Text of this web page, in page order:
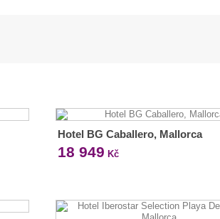
Hotel BG Caballero, Mallorca
18 949 Kč